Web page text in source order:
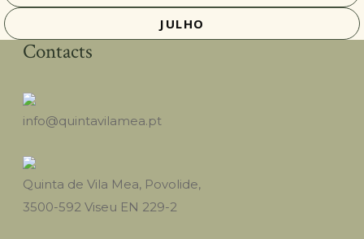
JULHO
Contacts
info@quintavilamea.pt
Quinta de Vila Mea, Povolide,
3500-592 Viseu EN 229-2